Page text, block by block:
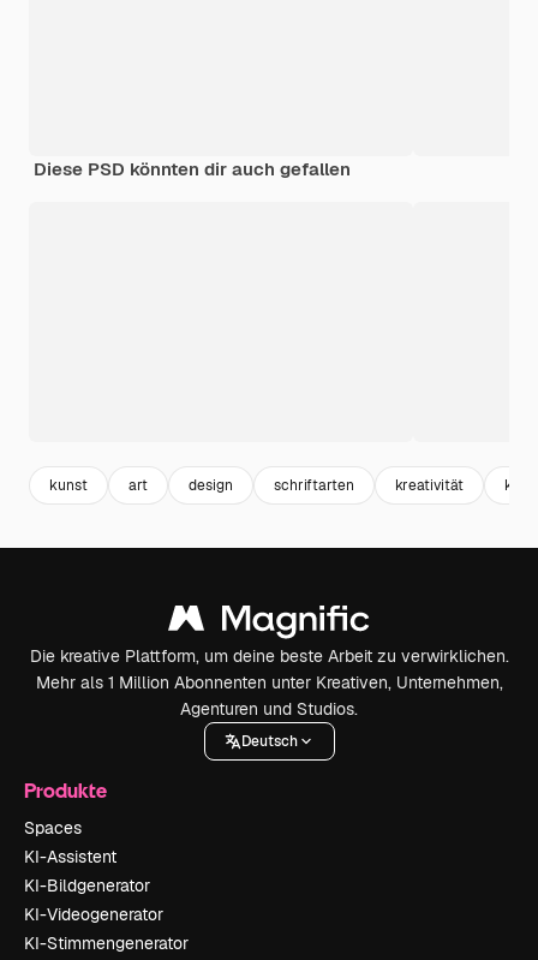
Diese PSD könnten dir auch gefallen
kunst art design schriftarten kreativität
Die kreative Plattform, um deine beste Arbeit zu verwirklichen.
Mehr als 1 Million Abonnenten unter Kreativen, Unternehmen,
Agenturen und Studios.
Deutsch
Produkte
Spaces
KI-Assistent
KI-Bildgenerator
KI-Videogenerator
KI-Stimmengenerator